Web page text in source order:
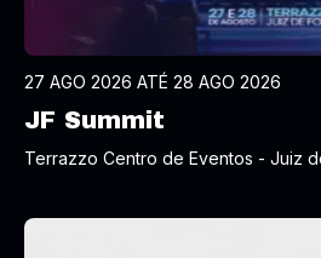
27 AGO 2026 ATÉ 28 AGO 2026
JF Summit
Terrazzo Centro de Eventos - Juiz